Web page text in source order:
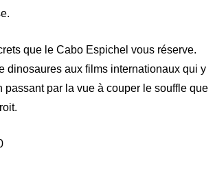
que le Cabo Espichel vous réserve.
dinosaures aux films internationaux qui y
passant par la vue à couper le souffle que